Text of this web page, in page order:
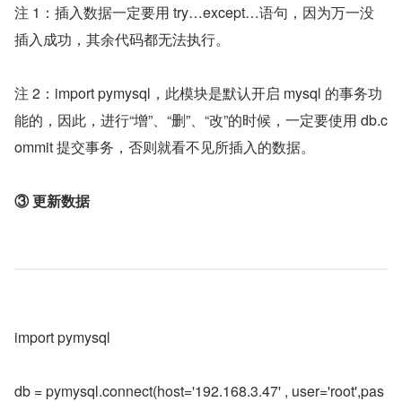
注 1：插入数据一定要用 try…except…语句，因为万一没
插入成功，其余代码都无法执行。
注 2：import pymysql，此模块是默认开启 mysql 的事务功
能的，因此，进行“增”、“删”、“改”的时候，一定要使用 db.c
ommit 提交事务，否则就看不见所插入的数据。
③ 更新数据
import pymysql
db = pymysql.connect(host='192.168.3.47' , user='root',pas